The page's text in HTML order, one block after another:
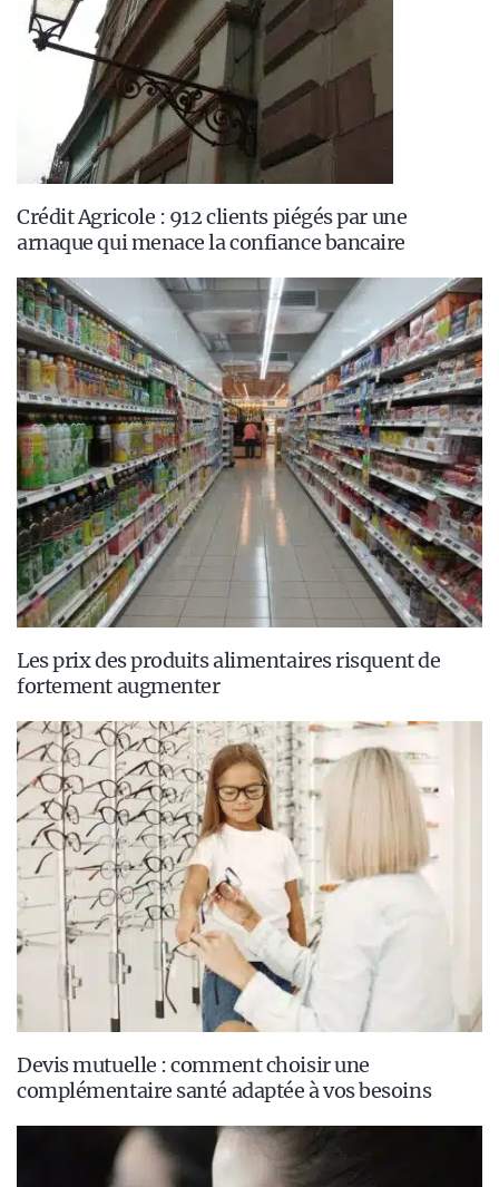
Crédit Agricole : 912 clients piégés par une
arnaque qui menace la confiance bancaire
Les prix des produits alimentaires risquent de
fortement augmenter
Devis mutuelle : comment choisir une
complémentaire santé adaptée à vos besoins